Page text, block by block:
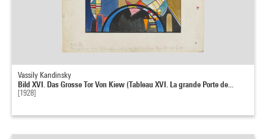
Vassily Kandinsky
Bild XVI. Das Grosse Tor Von Kiew (Tableau XVI. La grande Porte de...
[1928]